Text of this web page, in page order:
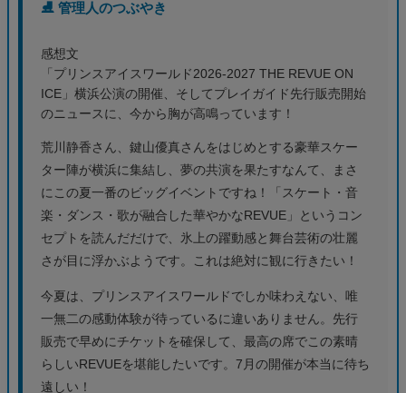
⛸️ 管理人のつぶやき
感想文
「プリンスアイスワールド2026-2027 THE REVUE ON
ICE」横浜公演の開催、そしてプレイガイド先行販売開始
のニュースに、今から胸が高鳴っています！
荒川静香さん、鍵山優真さんをはじめとする豪華スケー
ター陣が横浜に集結し、夢の共演を果たすなんて、まさ
にこの夏一番のビッグイベントですね！「スケート・音
楽・ダンス・歌が融合した華やかなREVUE」というコン
セプトを読んだだけで、氷上の躍動感と舞台芸術の壮麗
さが目に浮かぶようです。これは絶対に観に行きたい！
今夏は、プリンスアイスワールドでしか味わえない、唯
一無二の感動体験が待っているに違いありません。先行
販売で早めにチケットを確保して、最高の席でこの素晴
らしいREVUEを堪能したいです。7月の開催が本当に待ち
遠しい！